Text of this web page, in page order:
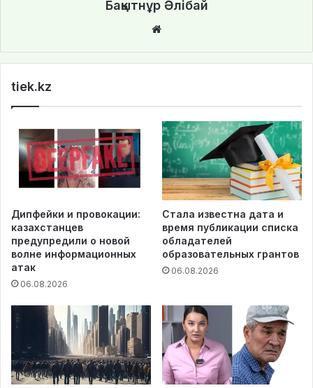
Бақытнұр Әлібай
te
tiek.kz
Дипфейки и провокации:
казахстанцев
предупредили о новой
волне информационных
атак
06.08.2026
Стала известна дата и
время публикации списка
обладателей
образовательных грантов
06.08.2026